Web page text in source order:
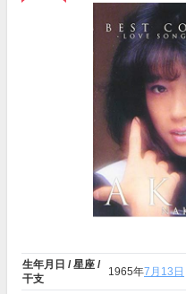
生年月日 / 星座 /
干支
1965年7月13日